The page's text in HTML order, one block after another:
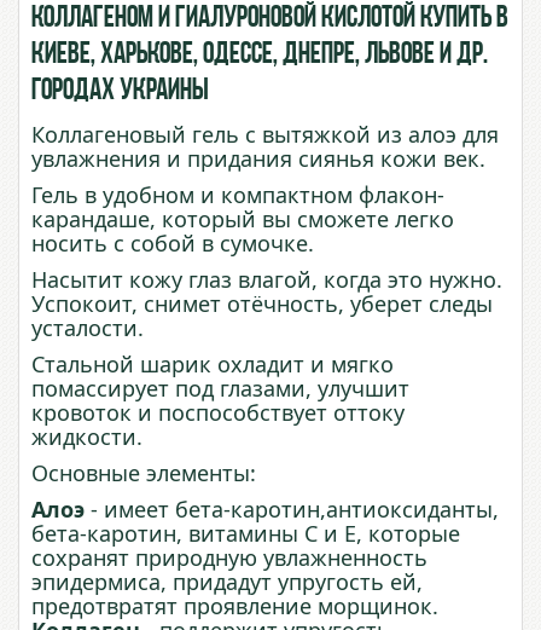
Коллагеном и Гиалуроновой кислотой купить в
Киеве, Харькове, Одессе, Днепре, Львове и др.
городах Украины
Коллагеновый гель с вытяжкой из алоэ для
увлажнения и придания сиянья кожи век.
Гель в удобном и компактном флакон-
карандаше, который вы сможете легко
носить с собой в сумочке.
Насытит кожу глаз влагой, когда это нужно.
Успокоит, снимет отёчность, уберет следы
усталости.
Стальной шарик охладит и мягко
помассирует под глазами, улучшит
кровоток и поспособствует оттоку
жидкости.
Основные элементы:
Алоэ - имеет бета-каротин,антиоксиданты,
бета-каротин, витамины С и Е, которые
сохранят природную увлажненность
эпидермиса, придадут упругость ей,
предотвратят проявление морщинок.